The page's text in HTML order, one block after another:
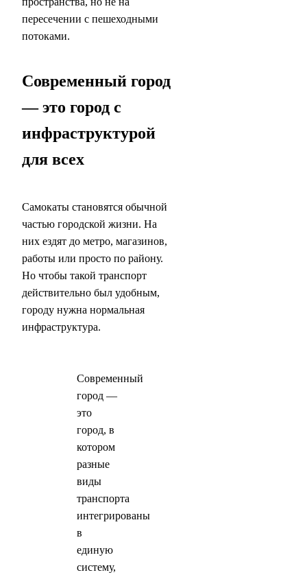
пересечении с пешеходными
потоками.
Современный город
— это город с
инфраструктурой
для всех
Самокаты становятся обычной
частью городской жизни. На
них ездят до метро, магазинов,
работы или просто по району.
Но чтобы такой транспорт
действительно был удобным,
городу нужна нормальная
инфраструктура.
Современный
город —
это
город, в
котором
разные
виды
транспорта
интегрированы
в
единую
систему,